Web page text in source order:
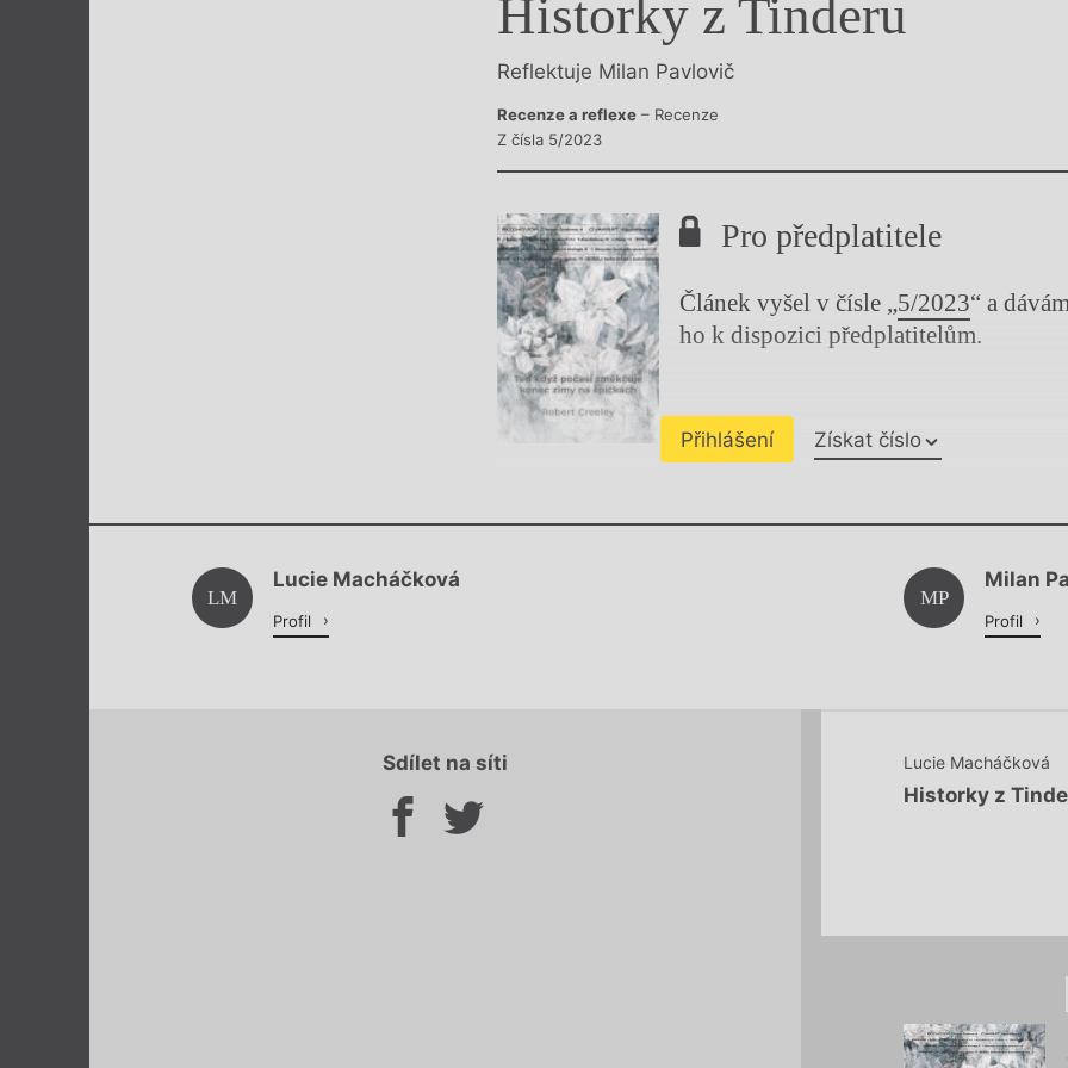
Výroční cenyHistorky z Tinderu
Reflektuje Milan Pavlovič
Recenze a reflexe – Recenze
Z čísla 5/2023
Pro předplatitele
Článek vyšel v čísle „5/2023“ a
ho k dispozici předplatitelům.
Přihlášení Získat číslo
Chviličku.
LM
Lucie Macháčková
Profil
MP
Milan
Profil
Sdílet na síti Lucie Macháčková
Historky z